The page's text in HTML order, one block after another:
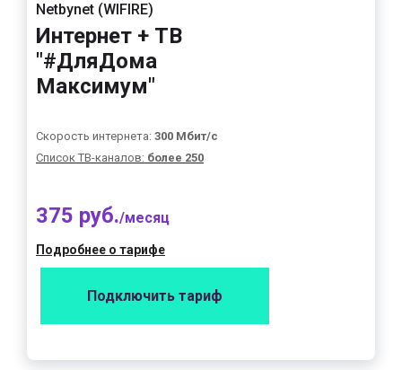
Netbynet (WIFIRE)
Интернет + ТВ
"#ДляДома
Максимум"
Скорость интернета: 300 Мбит/с
Список ТВ-каналов: более 250
375 руб./месяц
Подробнее о тарифе
Подключить тариф